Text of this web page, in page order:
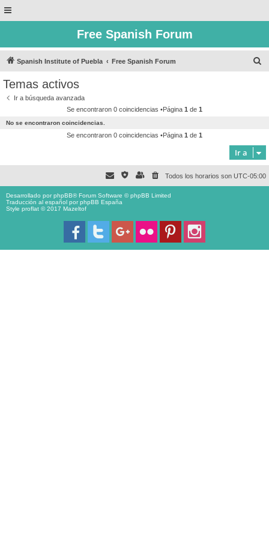
Free Spanish Forum
Spanish Institute of Puebla Free Spanish Forum
Temas activos
Ir a búsqueda avanzada
Se encontraron 0 coincidencias •Página 1 de 1
No se encontraron coincidencias.
Se encontraron 0 coincidencias •Página 1 de 1
Ir a
Todos los horarios son UTC-05:00
Desarrollado porphpBB® Forum Software © phpBB Limited
Traducción al español porphpBB España
Style proflat © 2017 Mazeltof